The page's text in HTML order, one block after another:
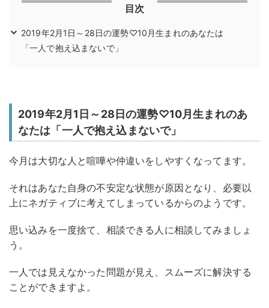
目次
2019年2月1日～28日の運勢♡10月生まれのあなたは
「一人で抱え込まないで」
2019年2月1日～28日の運勢♡10月生まれのあ
なたは「一人で抱え込まないで」
今月は大切な人と喧嘩や仲違いをしやすくなってます。
それはあなた自身の不安定な状態が原因となり、必要以
上にネガティブに考えてしまっているからのようです。
思い込みを一度捨て、相談できる人に相談してみましょ
う。
一人では見えなかった問題が見え、スムーズに解決する
ことができますよ。